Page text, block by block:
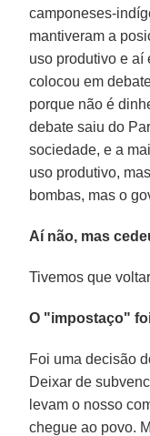
camponeses-
mantiveram a
uso produtivo e aí
colocou em
porque não é
debate saiu do
sociedade, e a
uso produtivo,
bombas, mas o
Aí não, mas
Tivemos que
O "impostaço"
Foi uma decisão
Deixar de
levam o nosso
chegue ao povo.